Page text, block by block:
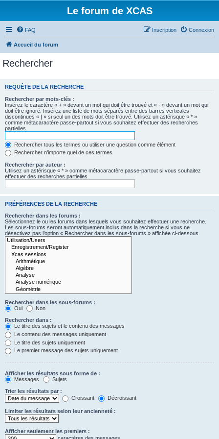
Le forum de XCAS
FAQ Connexion
Inscription
Accueil du forum
Rechercher
REQUÊTE DE LA RECHERCHE
Rechercher par mots-clés :
Insérez le caractère « + » devant un mot qui doit être trouvé et « - » devant un mot qui
doit être ignoré. Insérez une liste de mots séparés entre des barres verticales
discontinues « | » si seul un des mots doit être trouvé. Utilisez un astérisque « * »
comme métacaractère passe-partout si vous souhaitez effectuer des recherches
partielles.
Rechercher tous les termes ou utiliser une question comme élément
Rechercher n’importe quel de ces termes
Rechercher par auteur :
Utilisez un astérisque « * » comme métacaractère passe-partout si vous souhaitez
effectuer des recherches partielles.
PRÉFÉRENCES DE LA RECHERCHE
Rechercher dans les forums :
Sélectionnez le ou les forums dans lesquels vous souhaitez effectuer une recherche.
Les sous-forums seront automatiquement inclus dans la recherche si vous ne
désactivez pas l’option « Rechercher dans les sous-forums » affichée ci-dessous.
Rechercher dans les sous-forums :
Oui
Non
Rechercher dans :
Le titre des sujets et le contenu des messages
Le contenu des messages uniquement
Le titre des sujets uniquement
Le premier message des sujets uniquement
Afficher les résultats sous forme de :
Messages
Sujets
Trier les résultats par :
Croissant
Décroissant
Limiter les résultats selon leur ancienneté :
Afficher seulement les premiers :